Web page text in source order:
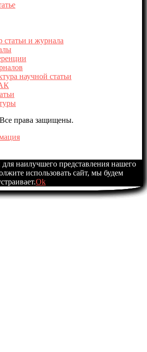
статьи и журнала
научной статьи
права защищены.
наилучшего представления нашего
использовать сайт, мы будем
Ok